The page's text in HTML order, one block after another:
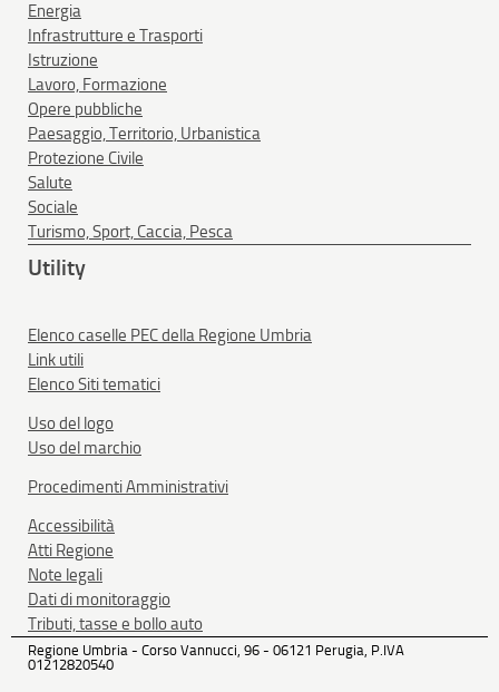
Energia
Infrastrutture e Trasporti
Istruzione
Lavoro, Formazione
Opere pubbliche
Paesaggio, Territorio, Urbanistica
Protezione Civile
Salute
Sociale
Turismo, Sport, Caccia, Pesca
Utility
Elenco caselle PEC della Regione Umbria
Link utili
Elenco Siti tematici
Uso del logo
Uso del marchio
Procedimenti Amministrativi
Accessibilità
Atti Regione
Note legali
Dati di monitoraggio
Tributi, tasse e bollo auto
Regione Umbria - Corso Vannucci, 96 - 06121 Perugia, P.IVA
01212820540